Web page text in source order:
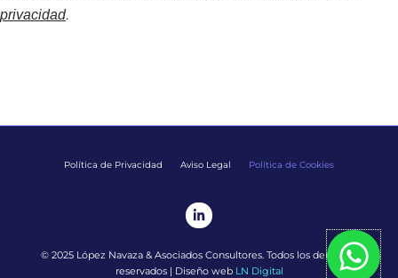
privacidad.
© 2025 López Navaza & Asociados Consultores. Todos los derechos
reservados | Diseño web LN Digital
L
i
n
e
d
Política de Privacidad Aviso Legal Política de Cookies